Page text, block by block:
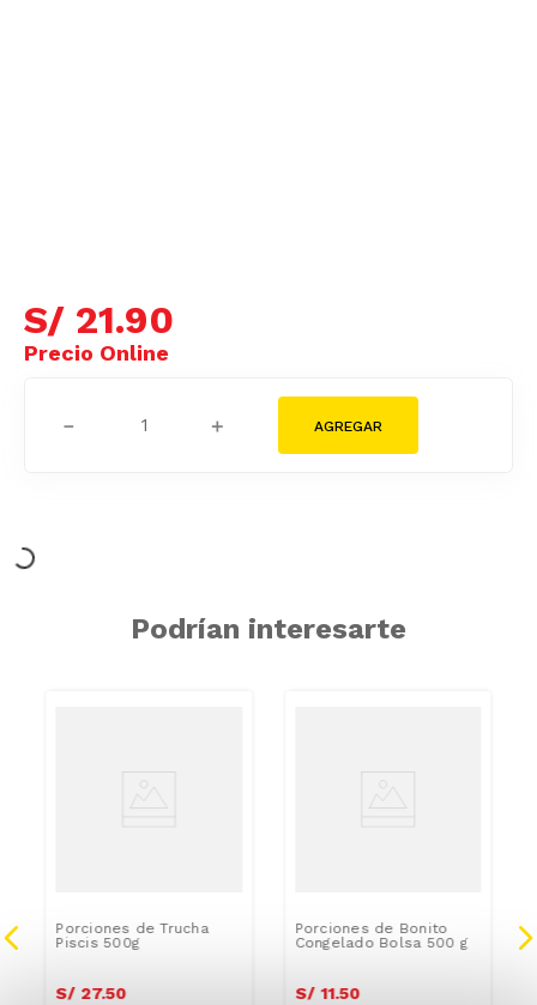
S/ 21.90
＋
－
Podrían interesarte
Porciones de Trucha
Piscis 500g
S/ 27.50
Porciones de Bonito
Congelado Bolsa 500 g
S/ 11.50